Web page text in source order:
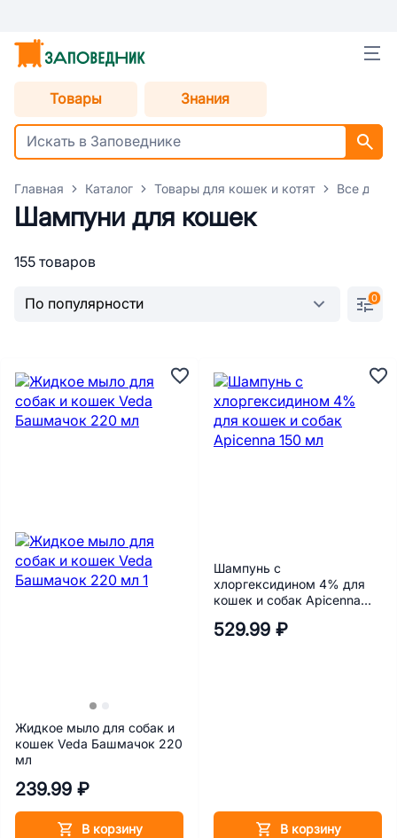
Товары Знания
Главная Каталог Товары для кошек и котят Все для
Шампуни для кошек
155 товаров
0
Жидкое мыло для собак и
кошек Veda Башмачок 220
мл
239.99 ₽
В корзину
Шампунь с
хлоргексидином 4% для
кошек и собак Apicenna
529.99 ₽
В корзину